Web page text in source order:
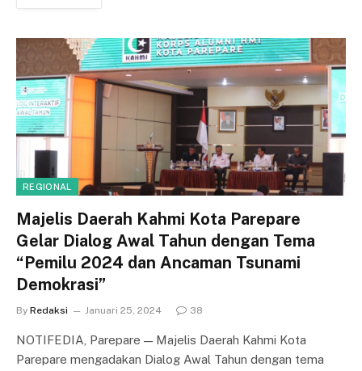
REGIONAL
Majelis Daerah Kahmi Kota Parepare
Gelar Dialog Awal Tahun dengan Tema
“Pemilu 2024 dan Ancaman Tsunami
Demokrasi”
By Redaksi Januari 25, 2024 38
NOTIFEDIA, Parepare — Majelis Daerah Kahmi Kota
Parepare mengadakan Dialog Awal Tahun dengan tema